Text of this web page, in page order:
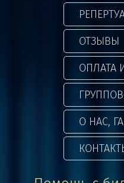
ОТЗЫВЫ
ОПЛАТА
О НАС,